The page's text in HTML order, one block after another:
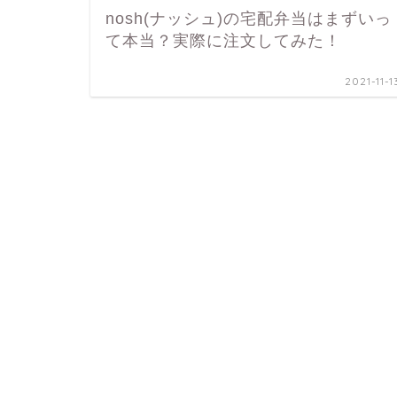
nosh(ナッシュ)の宅配弁当はまずいっ
て本当？実際に注文してみた！
2021-11-